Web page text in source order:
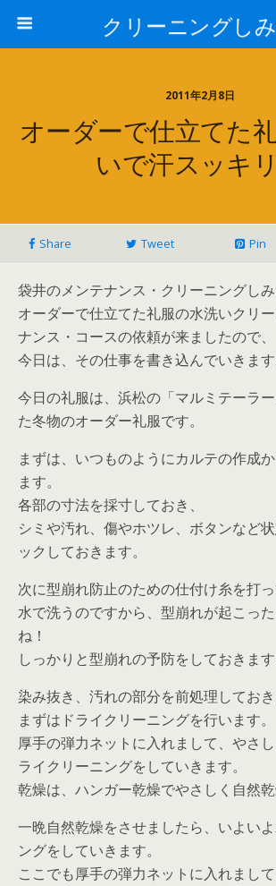
クリーニングし
2011年2月8日
オーダーで仕立てた
いで汗スッキリ
Share Tweet Pin
袋井のメンテナンス・クリーニングし
オーダーで仕立てた礼服の水洗いクリ
ナンス・コースの依頼が来ましたので、
今日は、その仕事を書き込んでいきます
今日の礼服は、浜松の「マルミテーラ
た冬物のオーダー礼服です。
まずは、いつものようにカルテの作成
ます。
各部の寸法を採寸しておき、
シミや汚れ、傷やホツレ、ボタンなど
ックしておきます。
次に型崩れ防止のための仕付け糸を打っ
水で洗うのですから、型崩れが起こっ
ね！
しっかりと型崩れの予防をしておきます
染み抜き、汚れの部分を前処理しておき
まずはドライクリーニングを行います。
厚手の弾力ネットに入れまして、やさ
ライクリーニングをしていきます。
乾燥は、ハンガー乾燥でやさしく自然乾
一晩自然乾燥をさせましたら、いよい
ングをしていきます。
ここでも厚手の弾力ネットに入れまし